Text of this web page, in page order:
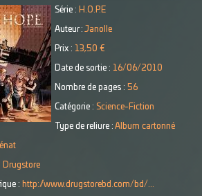
Série : H.O.P.E
Auteur : Janolle
Prix : 13,50 €
Date de sortie : 16/06/2010
Nombre de pages : 56
Catégorie : Science-Fiction
Type de reliure : Album cartonné
Drugstore
: http://www.drugstorebd.com/bd/...